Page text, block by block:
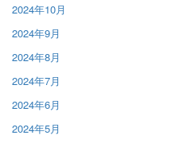
2024年10月
2024年9月
2024年8月
2024年7月
2024年6月
2024年5月